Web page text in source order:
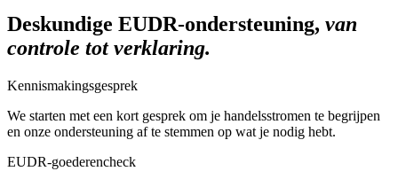
Deskundige EUDR-ondersteuning, van
controle tot verklaring.
Kennismakingsgesprek
We starten met een kort gesprek om je handelsstromen te begrijpen
en onze ondersteuning af te stemmen op wat je nodig hebt.
EUDR-goederencheck